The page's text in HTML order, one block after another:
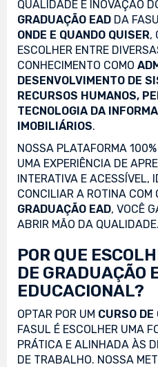
QUALIDADE E INOVAÇÃO
GRADUAÇÃO EAD DA
ONDE E QUANDO QUISER,
ESCOLHER ENTRE
CONHECIMENTO COMO
DESENVOLVIMENTO DE
RECURSOS HUMANOS,
TECNOLOGIA DA
IMOBILIÁRIOS.
NOSSA PLATAFORMA
UMA EXPERIÊNCIA DE
INTERATIVA E ACESSÍVEL,
CONCILIAR A ROTINA COM
GRADUAÇÃO EAD, VOCÊ
ABRIR MÃO DA QUALIDADE.
POR QUE
DE GRADUAÇÃO
EDUCACIONAL?
OPTAR POR UM CURSO DE
FASUL É ESCOLHER UMA
PRÁTICA E ALINHADA ÀS
DE TRABALHO. NOSSA